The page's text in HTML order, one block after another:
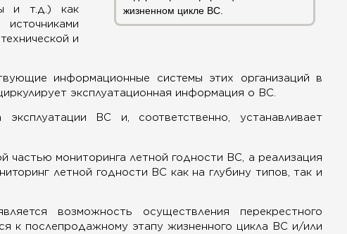
жизненном цикле ВС.
и т.д.) как
и
информационные системы этих организаций в
эксплуатационная информация о ВС.
ВС и, соответственно, устанавливает
частью мониторинга летной годности ВС, а реализация
летной годности ВС как на глубину типов, так и
возможность осуществления перекрестного
к послепродажному этапу жизненного цикла ВС и/или